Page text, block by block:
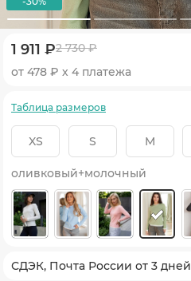
1 911 ₽2 730 ₽
от 478 ₽ х 4 платежа
Таблица размеров
XS S M
оливковый+молочный
СДЭК, Почта России от 3 дней